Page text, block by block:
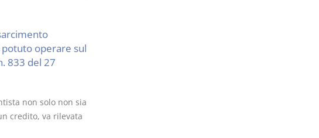
potuto operare sul
833 del 27
non solo non sia
credito, va rilevata